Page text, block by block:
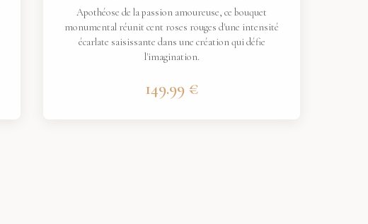
Apothéose de la passion amoureuse, ce bouquet
monumental réunit cent roses rouges d'une intensité
écarlate saisissante dans une création qui défie
l'imagination.
149.99 €